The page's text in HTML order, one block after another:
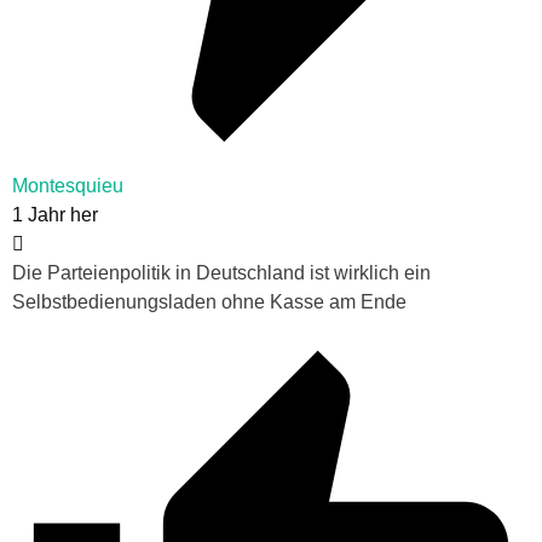
Montesquieu
1 Jahr her
Die Parteienpolitik in Deutschland ist wirklich ein
Selbstbedienungsladen ohne Kasse am Ende